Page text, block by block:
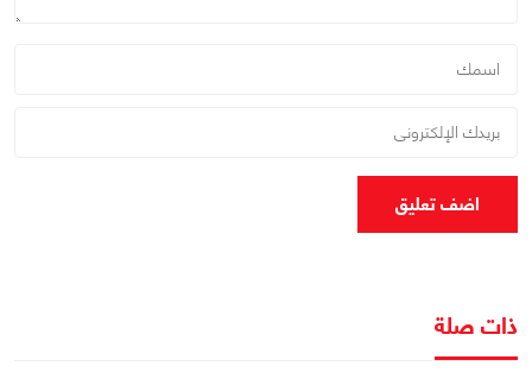
اضف تعليق
ذات صلة